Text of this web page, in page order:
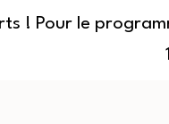
! Pour le